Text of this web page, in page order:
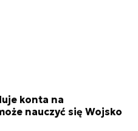
konta na
nauczyć się Wojsko